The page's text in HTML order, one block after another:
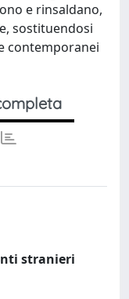
e rinsaldano,
sostituendosi
contemporanei
stranieri